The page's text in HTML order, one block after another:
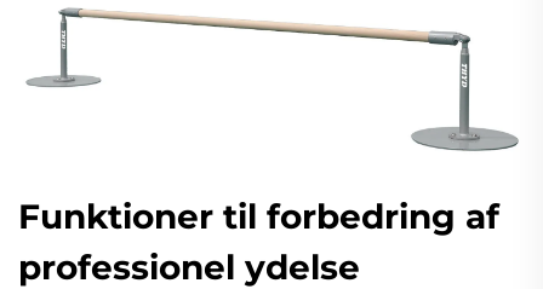
Funktioner til forbedring af
professionel ydelse